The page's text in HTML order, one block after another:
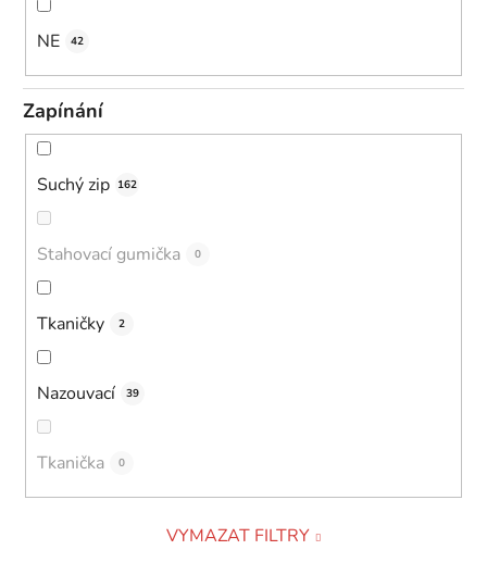
NE 42
Zapínání
Suchý zip 162
Stahovací gumička 0
Tkaničky 2
Nazouvací 39
Tkanička 0
VYMAZAT FILTRY